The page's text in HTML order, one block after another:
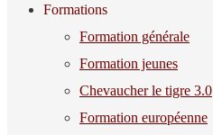
Formations
Formation générale
Formation jeunes
Chevaucher le tigre 3.0
Formation européenne